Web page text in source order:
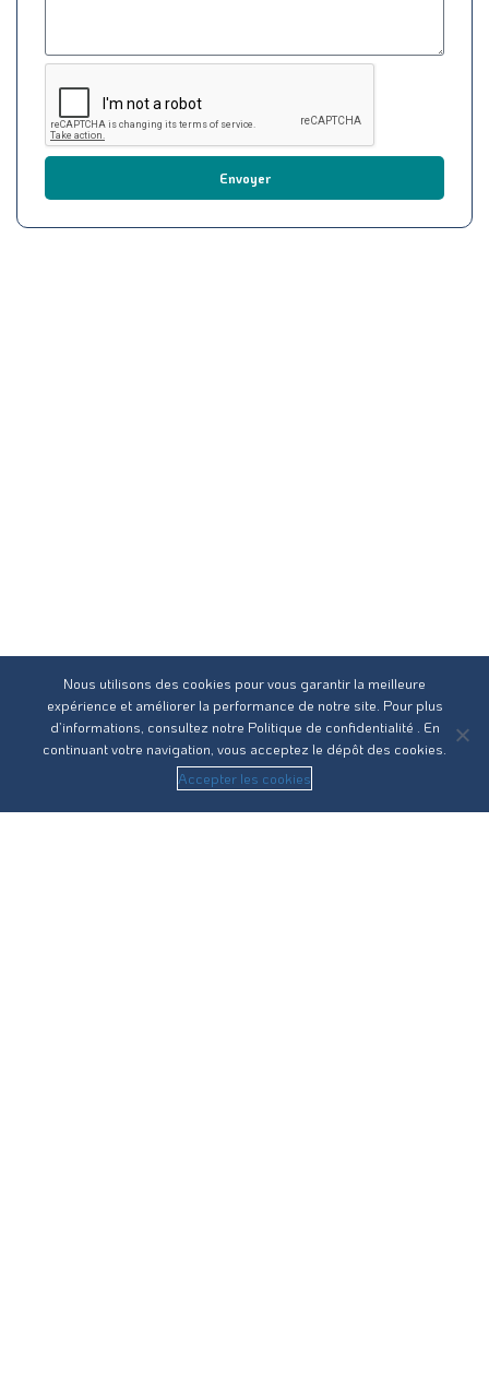
Envoyer
Nous utilisons des cookies pour vous garantir la meilleure
expérience et améliorer la performance de notre site. Pour plus
d’informations, consultez notre Politique de confidentialité
. En
continuant votre navigation, vous acceptez le dépôt des cookies.
Accepter les cookies